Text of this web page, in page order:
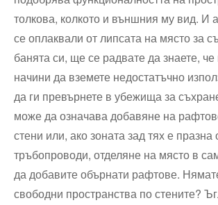
толкова, колкото и външния му вид. И
се оплаквали от липсата на място за
банята си, ще се радвате да знаете,
начини да вземете недостатъчно
да ги превърнете в убежища за
може да означава добавяне на
стени или, ако зоната зад тях е
тръбопроводи, отделяне на място в
да добавите обърнати рафтове.
свободни пространства по стените?